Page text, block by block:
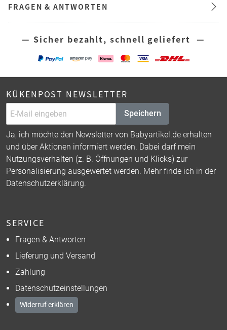
FRAGEN & ANTWORTEN
— Sicher bezahlt, schnell geliefert —
KÜKENPOST NEWSLETTER
Speichern
Ja, ich möchte den Newsletter von Babyartikel.de erhalten
und über Aktionen informiert werden. Dabei darf mein
Nutzungsverhalten (z. B. Öffnungen und Klicks) zur
Personalisierung ausgewertet werden. Mehr finde ich in der
Datenschutzerklärung.
SERVICE
Fragen & Antworten
Lieferung und Versand
Zahlung
Datenschutzeinstellungen
Widerruf erklären